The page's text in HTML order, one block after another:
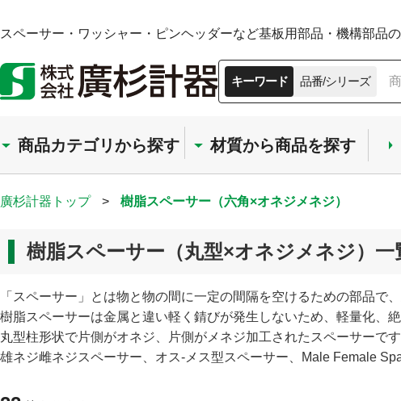
スペーサー・ワッシャー・ピンヘッダーなど基板用部品・機構部品
キーワード 品番/シリーズ
商品カテゴリから探す 材質から商品を探す
廣杉計器トップ > 樹脂スペーサー（六角×オネジメネジ）
樹脂スペーサー（丸型×オネジメネジ）一
「スペーサー」とは物と物の間に一定の間隔を空けるための部品で
樹脂スペーサーは金属と違い軽く錆びが発生しないため、軽量化、
丸型柱形状で片側がオネジ、片側がメネジ加工されたスペーサーです
雄ネジ雌ネジスペーサー、オス-メス型スペーサー、Male Female